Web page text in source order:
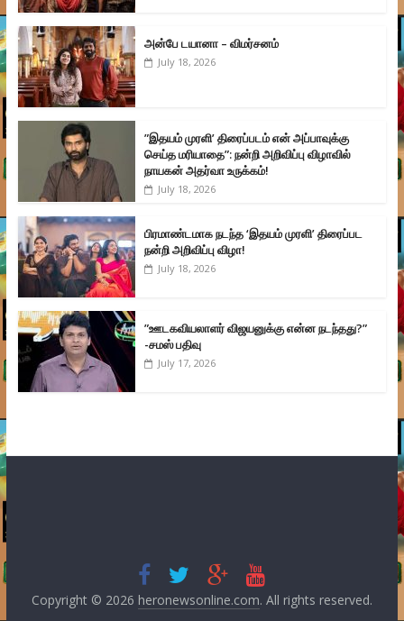
அன்பே டயானா – விமர்சனம்
July 18, 2026
”இதயம் முரளி’ திரைப்படம் என் அப்பாவுக்கு
செய்த மரியாதை”: நன்றி அறிவிப்பு விழாவில்
நாயகன் அதர்வா உருக்கம்!
July 18, 2026
பிரமாண்டமாக நடந்த ‘இதயம் முரளி’ திரைப்பட
நன்றி அறிவிப்பு விழா!
July 18, 2026
”ஊடகவியலாளர் விஜயனுக்கு என்ன நடந்தது?”
-சமஸ் பதிவு
July 17, 2026
Copyright © 2026 heronewsonline.com. All rights reserved.